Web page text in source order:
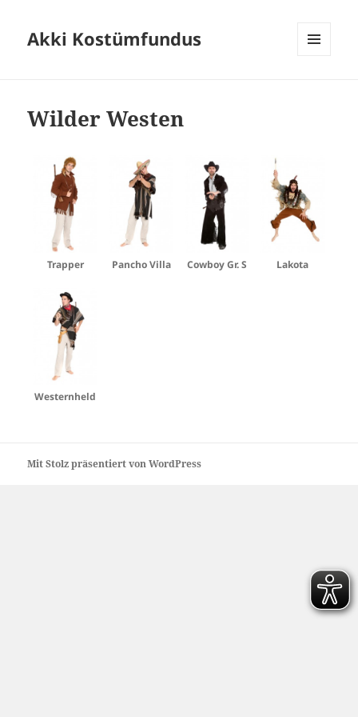
Akki Kostümfundus
Wilder Westen
Trapper Pancho Villa Cowboy Gr. S Lakota
Westernheld
Mit Stolz präsentiert von WordPress